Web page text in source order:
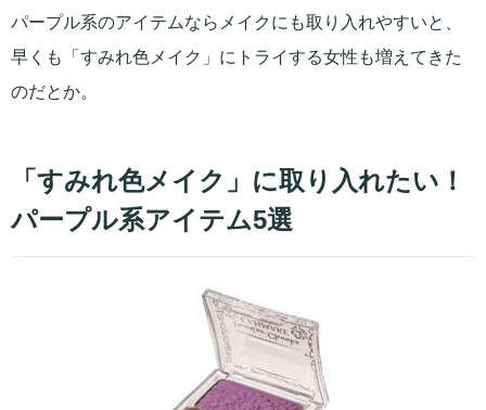
パープル系のアイテムならメイクにも取り入れやすいと、
早くも「すみれ色メイク」にトライする女性も増えてきた
のだとか。
「すみれ色メイク」に取り入れたい！
パープル系アイテム5選